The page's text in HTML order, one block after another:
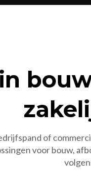
of
voor bouw,